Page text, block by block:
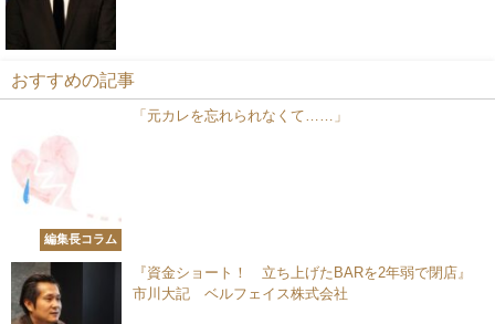
おすすめの記事
編集長コラム
「元カレを忘れられなくて……」
『資金ショート！ 立ち上げたBARを2年弱で閉店』
市川大記 ベルフェイス株式会社